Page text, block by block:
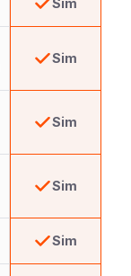
Sim
Sim
Sim
Sim
Sim